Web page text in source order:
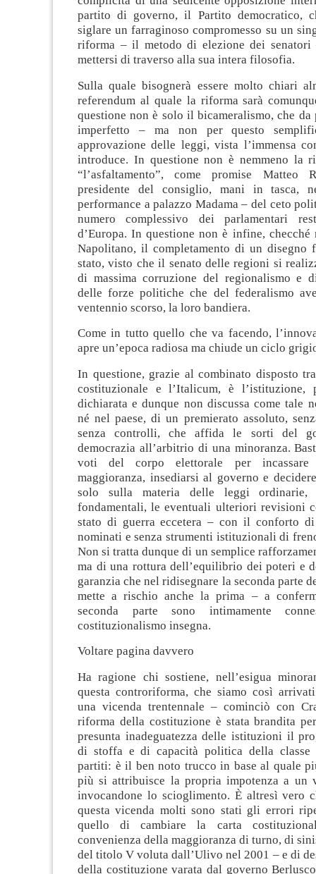
partito di governo, il Partito democratico,
siglare un farraginoso compromesso su un
riforma – il metodo di elezione dei senatori
mettersi di traverso alla sua intera filosofia.
Sulla quale bisognerà essere molto chiari
referendum al quale la riforma sarà
questione non è solo il bicameralismo, che da
imperfetto – ma non per questo
approvazione delle leggi, vista l’immensa
introduce. In questione non è nemmeno la
“l’asfaltamento”, come promise Matteo
presidente del consiglio, mani in tasca,
performance a palazzo Madama – del ceto
numero complessivo dei parlamentari
d’Europa. In questione non è infine,
Napolitano, il completamento di un disegno
stato, visto che il senato delle regioni si
di massima corruzione del regionalismo e
delle forze politiche che del federalismo
ventennio scorso, la loro bandiera.
Come in tutto quello che va facendo,
apre un’epoca radiosa ma chiude un ciclo
In questione, grazie al combinato disposto
costituzionale e l’Italicum, è l’istituzione,
dichiarata e dunque non discussa come tale
né nel paese, di un premierato assoluto,
senza controlli, che affida le sorti del
democrazia all’arbitrio di una minoranza.
voti del corpo elettorale per
maggioranza, insediarsi al governo e
solo sulla materia delle leggi
fondamentali, le eventuali ulteriori revisioni
stato di guerra eccetera – con il conforto
nominati e senza strumenti istituzionali di
Non si tratta dunque di un semplice
ma di una rottura dell’equilibrio dei poteri e
garanzia che nel ridisegnare la seconda parte
mette a rischio anche la prima – a
seconda parte sono intimamente
costituzionalismo insegna.
Voltare pagina davvero
Ha ragione chi sostiene, nell’esigua
questa controriforma, che siamo così
una vicenda trentennale – cominciò con
riforma della costituzione è stata brandita
presunta inadeguatezza delle istituzioni il
di stoffa e di capacità politica della classe
partiti: è il ben noto trucco in base al quale
più si attribuisce la propria impotenza a un
invocandone lo scioglimento. È altresì vero
questa vicenda molti sono stati gli errori
quello di cambiare la carta
convenienza della maggioranza di turno, di
del titolo V voluta dall’Ulivo nel 2001 – e di
della costituzione varata dal governo